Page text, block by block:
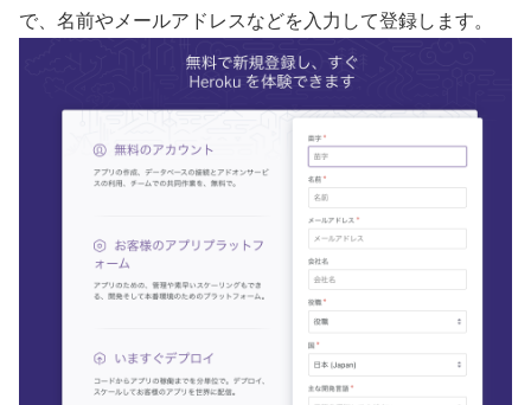
で、名前やメールアドレスなどを入力して登録します。